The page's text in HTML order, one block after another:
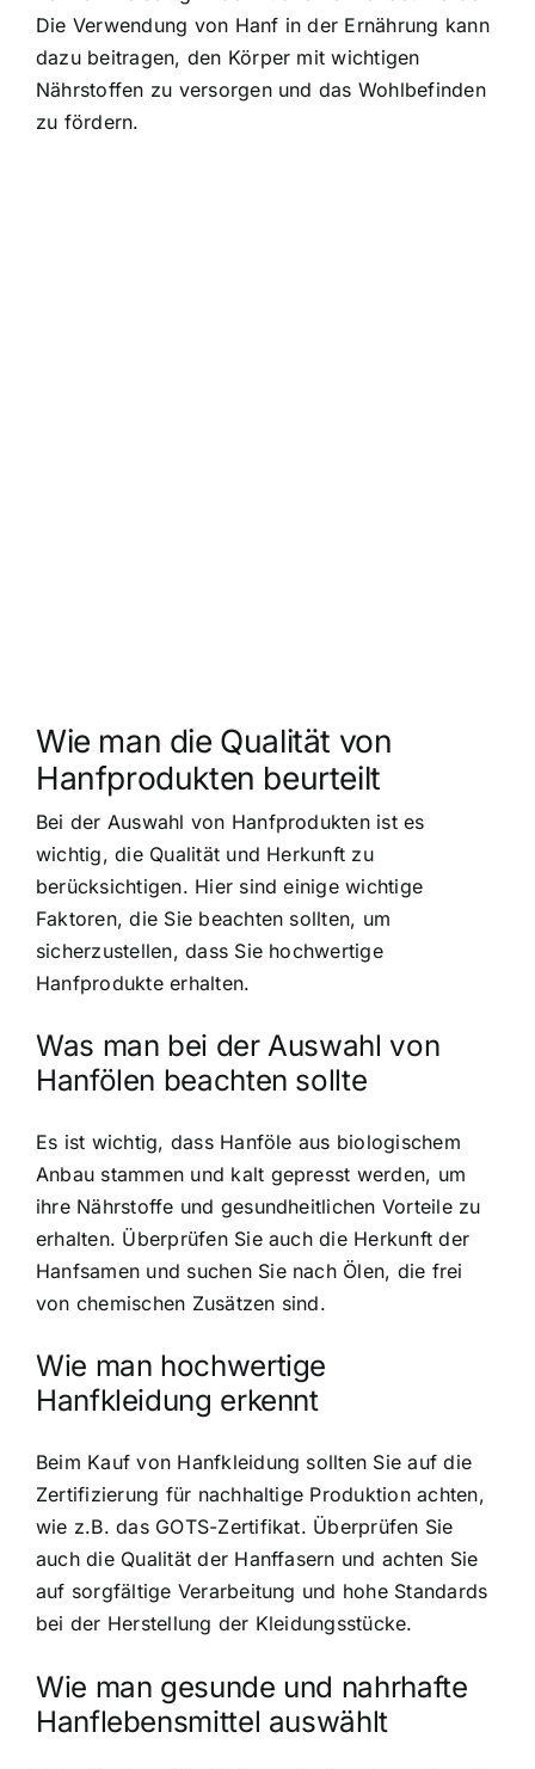
Die Verwendung von Hanf in der Ernährung kann
dazu beitragen, den Körper mit wichtigen
Nährstoffen zu versorgen und das Wohlbefinden
zu fördern.
Wie man die Qualität von
Hanfprodukten beurteilt
Bei der Auswahl von Hanfprodukten ist es
wichtig, die Qualität und Herkunft zu
berücksichtigen. Hier sind einige wichtige
Faktoren, die Sie beachten sollten, um
sicherzustellen, dass Sie hochwertige
Hanfprodukte erhalten.
Was man bei der Auswahl von
Hanfölen beachten sollte
Es ist wichtig, dass Hanföle aus biologischem
Anbau stammen und kalt gepresst werden, um
ihre Nährstoffe und gesundheitlichen Vorteile zu
erhalten. Überprüfen Sie auch die Herkunft der
Hanfsamen und suchen Sie nach Ölen, die frei
von chemischen Zusätzen sind.
Wie man hochwertige
Hanfkleidung erkennt
Beim Kauf von Hanfkleidung sollten Sie auf die
Zertifizierung für nachhaltige Produktion achten,
wie z.B. das GOTS-Zertifikat. Überprüfen Sie
auch die Qualität der Hanffasern und achten Sie
auf sorgfältige Verarbeitung und hohe Standards
bei der Herstellung der Kleidungsstücke.
Wie man gesunde und nahrhafte
Hanflebensmittel auswählt